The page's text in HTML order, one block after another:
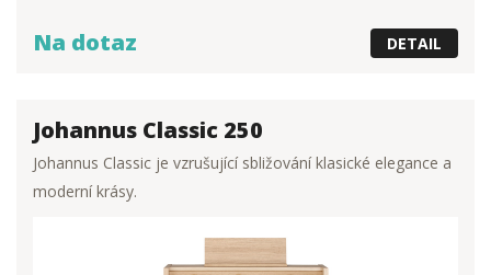
Na dotaz DETAIL
Johannus Classic 250
Johannus Classic je vzrušující sbližování klasické elegance a
moderní krásy.